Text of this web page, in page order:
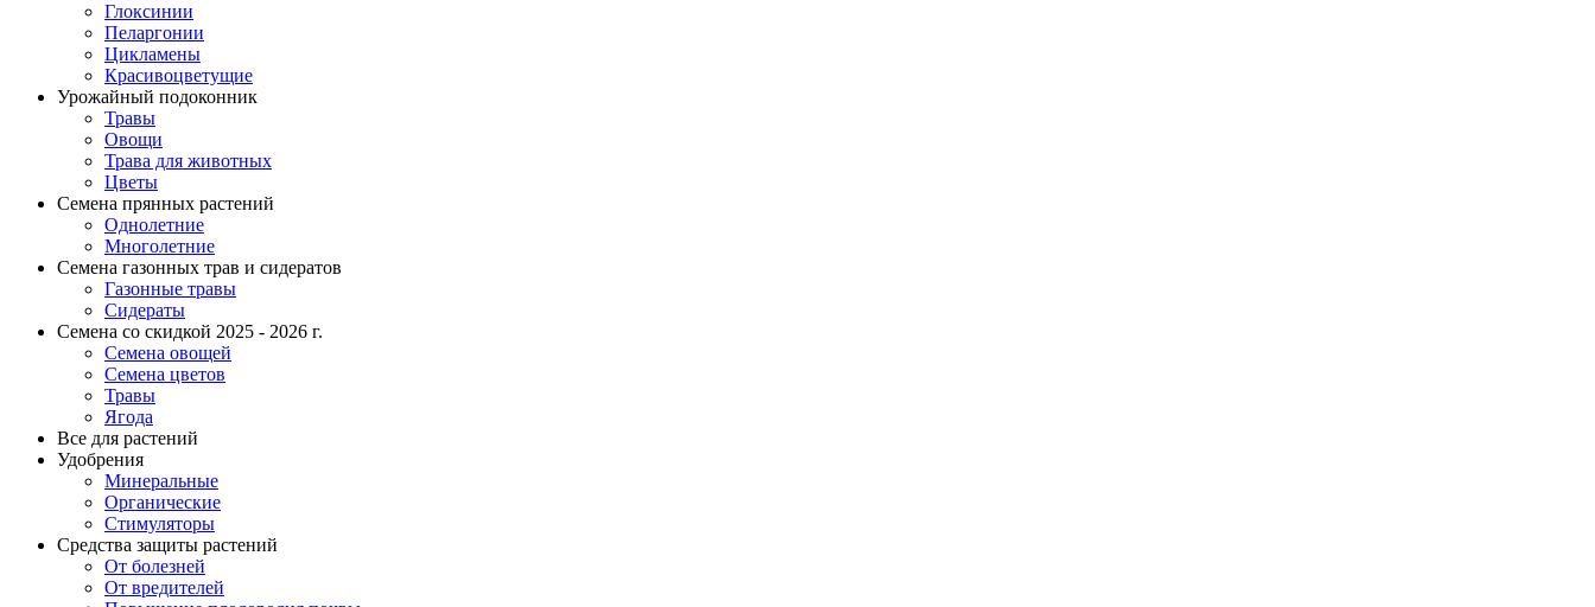
Глоксинии
Пеларгонии
Цикламены
Красивоцветущие
Урожайный подоконник
Травы
Овощи
Трава для животных
Цветы
Семена прянных растений
Однолетние
Многолетние
Семена газонных трав и сидератов
Газонные травы
Сидераты
Семена со скидкой 2025 - 2026 г.
Семена овощей
Семена цветов
Травы
Ягода
Все для растений
Удобрения
Минеральные
Органические
Стимуляторы
Средства защиты растений
От болезней
От вредителей